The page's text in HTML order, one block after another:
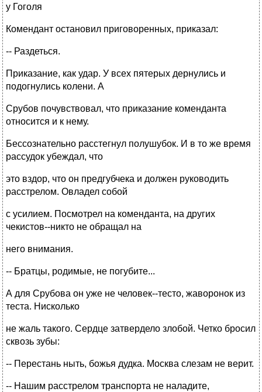
у Гоголя
Комендант остановил приговоренных, приказал:
-- Раздеться.
Приказание, как удар. У всех пятерых дернулись и
подогнулись колени. А
Срубов почувствовал, что приказание коменданта
относится и к нему.
Бессознательно расстегнул полушубок. И в то же время
рассудок убеждал, что
это вздор, что он предгубчека и должен руководить
расстрелом. Овладел собой
с усилием. Посмотрел на коменданта, на других
чекистов--никто не обращал на
него внимания.
-- Братцы, родимые, не погубите...
А для Срубова он уже не человек--тесто, жаворонок из
теста. Нисколько
не жаль такого. Сердце затвердело злобой. Четко бросил
сквозь зубы:
-- Перестань ныть, божья дудка. Москва слезам не верит.
-- Нашим расстрелом транспорта не наладите,